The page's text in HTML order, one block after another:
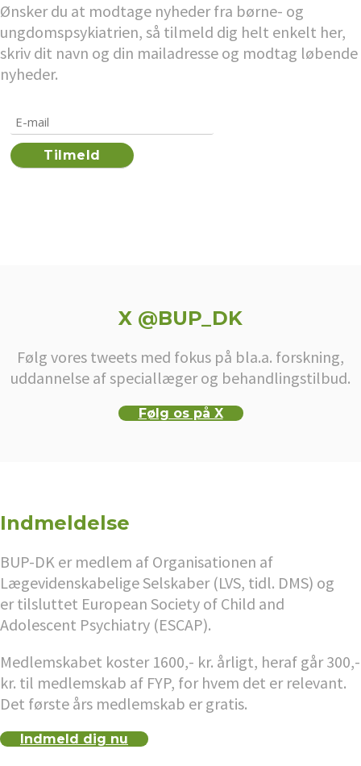
Ønsker du at modtage nyheder fra børne- og
ungdomspsykiatrien, så tilmeld dig helt enkelt her,
skriv dit navn og din mailadresse og modtag løbende
nyheder.
X @BUP_DK
Følg vores tweets med fokus på bla.a. forskning,
uddannelse af speciallæger og behandlingstilbud.
Følg os på X
Indmeldelse
BUP-DK er medlem af Organisationen af
Lægevidenskabelige Selskaber (LVS, tidl. DMS) og
er tilsluttet European Society of Child and
Adolescent Psychiatry (ESCAP).
Medlemskabet koster 1600,- kr. årligt, heraf går 300,-
kr. til medlemskab af FYP, for hvem det er relevant.
Det første års medlemskab er gratis.
Indmeld dig nu